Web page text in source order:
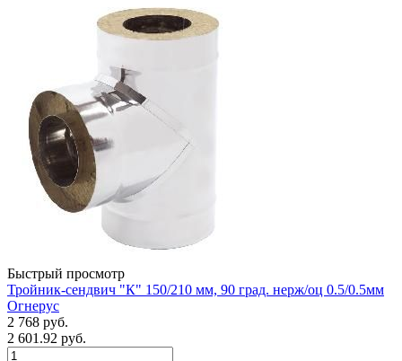
Быстрый просмотр
Тройник-сендвич "К" 150/210 мм, 90 град. нерж/оц 0.5/0.5мм
Огнерус
2 768 руб.
2 601.92 руб.